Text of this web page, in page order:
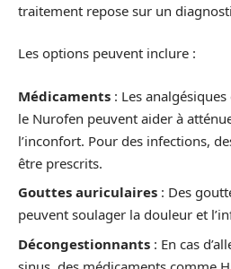
traitement repose sur un
Les options peuvent inclure :
Médicaments : Les
le Nurofen peuvent aider à
l’inconfort. Pour des infections,
être prescrits.
Gouttes auriculaires : Des
peuvent soulager la douleur et
Décongestionnants : En cas